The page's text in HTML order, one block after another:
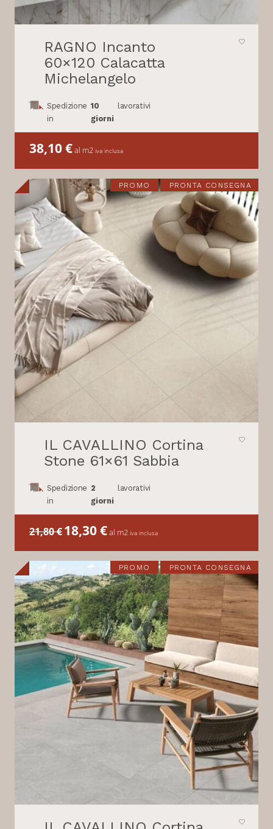
RAGNO Incanto
60×120 Calacatta
Michelangelo
Spedizione
in
10
giorni
lavorativi
38,10€al m2 iva inclusa
PROMO PRONTA CONSEGNA
IL CAVALLINO Cortina
Stone 61×61 Sabbia
Spedizione
in
2
giorni
lavorativi
21,80€ Il
prezzo
era:
18,30€Il
prezzo
è:
al m2 iva inclusa
PROMO PRONTA CONSEGNA